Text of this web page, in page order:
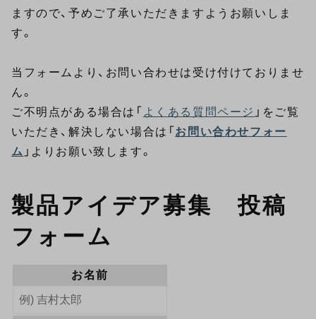
ますので、予めご了承いただきますようお願いしま
す。
当フォームより、お問い合わせは受け付けておりませ
ん。
ご不明点がある場合は「 よくある質問ページ 」をご覧
いただき、解決しない場合は「 お問い合わせフォー
ム 」よりお願い致します。
製品アイデア募集 投稿
フォーム
お名前